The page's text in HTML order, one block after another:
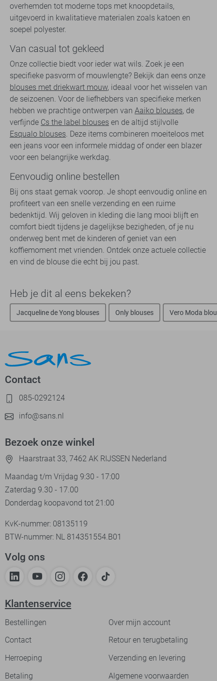
overhemden tot moderne tops met knoopdetails,
uitgevoerd in kwalitatieve materialen zoals katoen en
soepel polyester.
Van casual tot gekleed
Onze collectie biedt voor ieder wat wils. Zoek je een
specifieke pasvorm of mouwlengte? Bekijk dan eens onze
blouses met driekwart mouw, ideaal voor het wisselen van
de seizoenen. Voor de liefhebbers van specifieke merken
hebben we prachtige ontwerpen van Aaiko blouses, de
verfijnde Cs the label blouses en de altijd stijlvolle
Esqualo blouses. Deze items combineren moeiteloos met
een jeans voor een informele middag of onder een blazer
voor een belangrijke werkdag.
Eenvoudig online bestellen
Bij ons staat gemak voorop. Je shopt eenvoudig online en
profiteert van een snelle verzending en een ruime
bedenktijd. Wij geloven in kleding die lang mooi blijft en
comfort biedt tijdens je dagelijkse bezigheden, of je nu
onderweg bent met de kinderen of geniet van een
koffiemoment met vrienden. Ontdek onze actuele collectie
en vind de blouse die echt bij jou past.
Heb je dit al eens bekeken?
Jacqueline de Yong blouses Only blouses Vero Moda
Contact
085-0292124
info@sans.nl
Bezoek onze winkel
Haarstraat 33, 7462 AK RIJSSEN Nederland
Maandag t/m Vrijdag 9:30 - 17:00
Zaterdag 9.30 - 17.00
Donderdag koopavond tot 21:00
KvK-nummer: 08135119
BTW-nummer: NL 814351554.B01
Volg ons
Klantenservice
Bestellingen
Over mijn account
Contact
Retour en terugbetaling
Herroeping
Verzending en levering
Betaling
Algemene voorwaarden